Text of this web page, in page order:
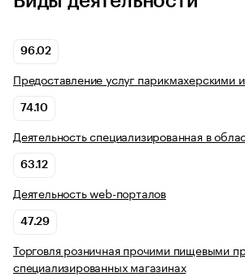
96.02
Предоставление услуг парикмахерскими
74.10
Деятельность специализированная в
63.12
Деятельность web-порталов
47.29
Торговля розничная прочими пищевыми
специализированных магазинах